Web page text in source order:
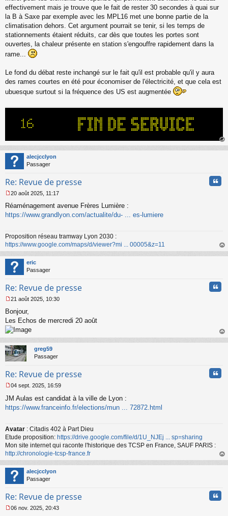
s
s
a
g
e
n
o
u
effectivement mais je trouve que le fait de rester 30 secondes à quai sur
la B à Saxe par exemple avec les MPL16 met une bonne partie de la
climatisation dehors. Cet argument pourrait se tenir, si les temps de
stationnements étaient réduits, car dès que toutes les portes sont
ouvertes, la chaleur présente en station s'engouffre rapidement dans la
rame...
Le fond du débat reste inchangé sur le fait qu'il est probable qu'il y aura
des rames courtes en été pour économiser de l'électricité, et que cela est
ubuesque surtout si la fréquence des US est augmentée
au
alecjcclyon
Passager
Re: Revue de presse
e
s
g
e
n
o
n
l
20 août 2025, 11:17
Réaménagement avenue Frères Lumière :
https://www.grandlyon.com/actualite/du- ... es-lumiere
Proposition réseau tramway Lyon 2030 :
https://www.google.com/maps/d/viewer?mi ... 00005&z=11
au
eric
Passager
Re: Revue de presse
e
s
s
a
g
e
n
n
u
21 août 2025, 10:30
Bonjour,
Les Echos de mercredi 20 août
au
greg59
Passager
Re: Revue de presse
e
s
g
e
n
o
n
l
u
04 sept. 2025, 16:59
JM Aulas est candidat à la ville de Lyon :
https://www.franceinfo.fr/elections/mun ... 72872.html
Avatar : Citadis 402 à Part Dieu
Etude proposition: https://drive.google.com/file/d/1U_NJEj ... sp=sharing
Mon site internet qui raconte l'historique des TCSP en France, SAUF PARIS :
http://chronologie-tcsp-france.fr
au
alecjcclyon
Passager
Re: Revue de presse
06 nov. 2025, 20:43